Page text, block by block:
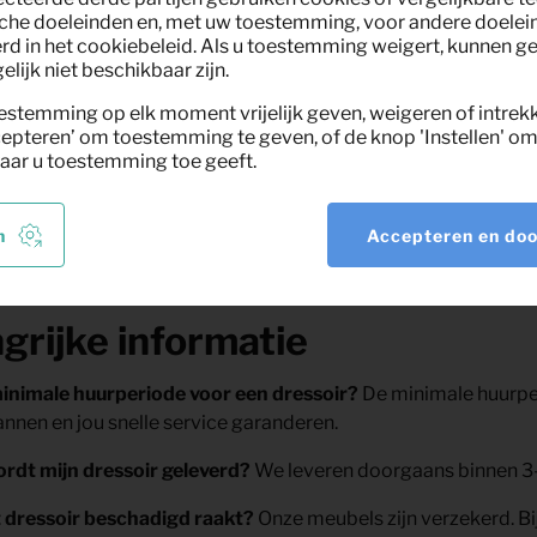
product:Dressoir Trego
Trego bevat 2 deuren en 3 laden. Het dressoir is gemaakt
met een lak. De combinatie van hout en metaal zorgt voor
dressoir Trego
informatie
huurperiode voor een dressoir? De minimale
en jou snelle service garanderen.
mijn dressoir geleverd? We leveren doorgaans binnen
dressoir beschadigd raakt? Onze meubels zijn verzekerd.
doeleinden en, met uw toestemming, voor andere
in het cookiebeleid. Als u toestemming weigert, kunnen
niet beschikbaar zijn.
op elk moment vrijelijk geven, weigeren of
om toestemming te geven, of de knop 'Instellen'
u toestemming toe geeft.
Accepteren en